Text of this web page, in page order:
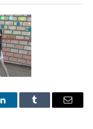
LinkedInTumblr Email